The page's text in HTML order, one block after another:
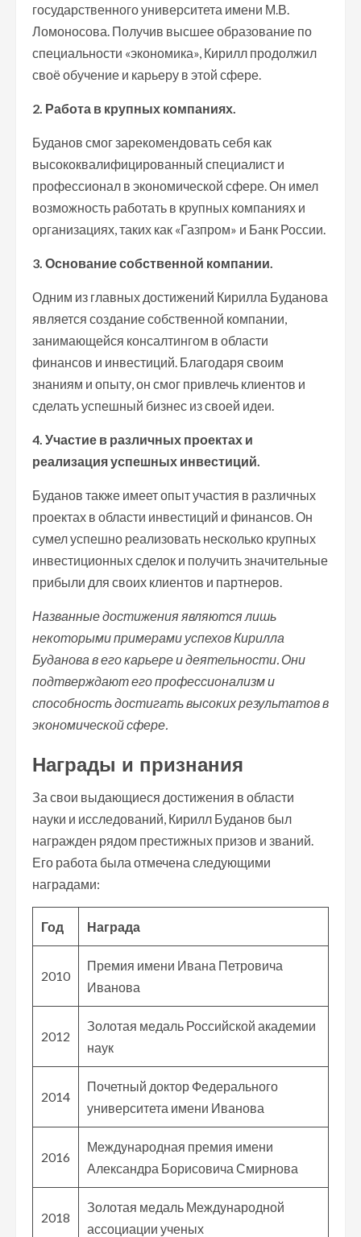
государственного университета имени М.В.
Ломоносова. Получив высшее образование по
специальности «экономика», Кирилл продолжил
своё обучение и карьеру в этой сфере.
2. Работа в крупных компаниях.
Буданов смог зарекомендовать себя как
высококвалифицированный специалист и
профессионал в экономической сфере. Он имел
возможность работать в крупных компаниях и
организациях, таких как «Газпром» и Банк России.
3. Основание собственной компании.
Одним из главных достижений Кирилла Буданова
является создание собственной компании,
занимающейся консалтингом в области
финансов и инвестиций. Благодаря своим
знаниям и опыту, он смог привлечь клиентов и
сделать успешный бизнес из своей идеи.
4. Участие в различных проектах и
реализация успешных инвестиций.
Буданов также имеет опыт участия в различных
проектах в области инвестиций и финансов. Он
сумел успешно реализовать несколько крупных
инвестиционных сделок и получить значительные
прибыли для своих клиентов и партнеров.
Названные достижения являются лишь
некоторыми примерами успехов Кирилла
Буданова в его карьере и деятельности. Они
подтверждают его профессионализм и
способность достигать высоких результатов в
экономической сфере.
Награды и признания
За свои выдающиеся достижения в области
науки и исследований, Кирилл Буданов был
награжден рядом престижных призов и званий.
Его работа была отмечена следующими
наградами:
Год Награда
2010
Премия имени Ивана Петровича
Иванова
2012
Золотая медаль Российской академии
наук
2014
Почетный доктор Федерального
университета имени Иванова
2016
Международная премия имени
Александра Борисовича Смирнова
2018
Золотая медаль Международной
ассоциации ученых